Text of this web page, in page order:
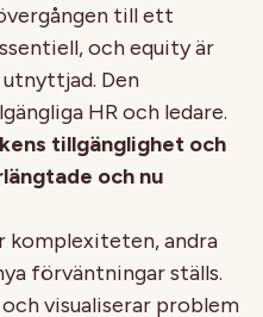
till ett
och equity är
Den
HR och ledare.
tillgänglighet och
och nu
komplexiteten, andra
förväntningar ställs.
visualiserar problem